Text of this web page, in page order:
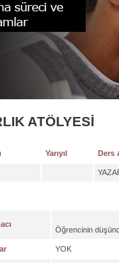
ATÖLYESİ
Yarıyıl Ders
Öğrencinin
YOK